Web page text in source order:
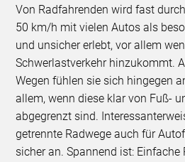
Von Radfahrenden wird fast
50 km/h mit vielen Autos als
und unsicher erlebt, vor allem
Schwerlastverkehr hinzukommt.
Wegen fühlen sie sich hingegen
allem, wenn diese klar von Fuß-
abgegrenzt sind.
getrennte Radwege auch für
sicher an. Spannend ist: